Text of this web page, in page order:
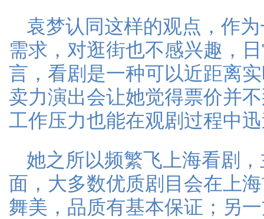
袁梦认同这样的观点，作
需求，对逛街也不感兴趣，
言，看剧是一种可以近距离
卖力演出会让她觉得票价并
工作压力也能在观剧过程中
她之所以频繁飞上海看剧
面，大多数优质剧目会在上
舞美，品质有基本保证；另